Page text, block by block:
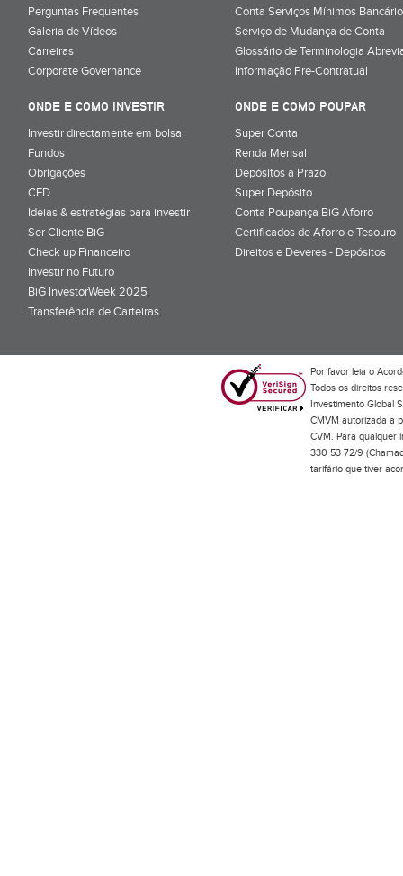
Perguntas Frequentes
Galeria de Vídeos
Carreiras
Corporate Governance
Conta Serviços Mínimos
Serviço de Mudança de Conta
Glossário de Terminologia
Informação Pré-Contratual
ONDE E COMO INVESTIR
Investir directamente em bolsa
Fundos
Obrigações
CFD
Ideias & estratégias para investir
Ser Cliente BiG
Check up Financeiro
Investir no Futuro
BiG InvestorWeek 2025;
Transferência de Carteiras;
ONDE E COMO POUPAR
Super Conta
Renda Mensal
Depósitos a Prazo
Super Depósito
Conta Poupança BiG Aforro
Certificados de Aforro e Tesouro
Direitos e Deveres - Depósitos
Por favor leia o
Todos os direitos
Investimento Global
CMVM autorizada a
CVM. Para qualquer
330 53 72/9
tarifário que tiver